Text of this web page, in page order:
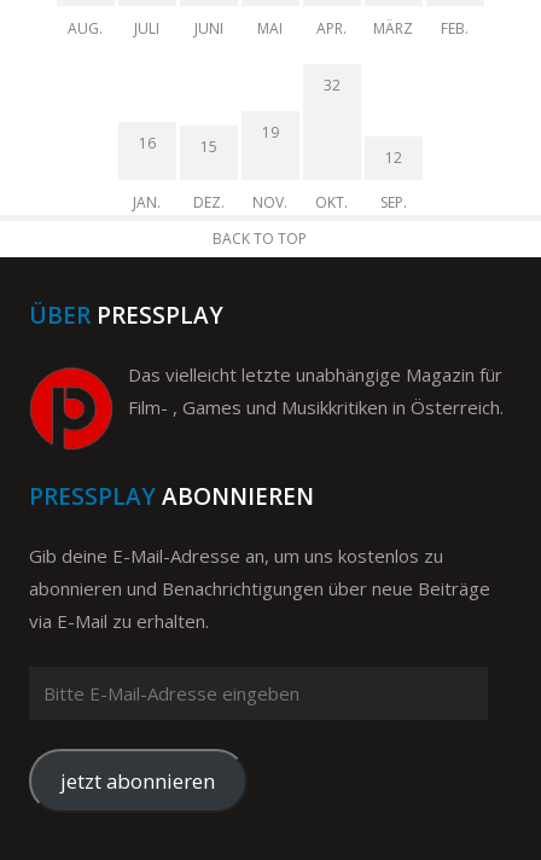
AUG.
JULI
JUNI
MAI
APR.
MÄRZ
FEB.
16
JAN.
15
DEZ.
19
NOV.
32
OKT.
12
SEP.
BACK TO TOP
ÜBER PRESSPLAY
Das vielleicht letzte unabhängige Magazin für
Film- , Games und Musikkritiken in Österreich.
PRESSPLAYABONNIEREN
Gib deine E-Mail-Adresse an, um uns kostenlos zu
abonnieren und Benachrichtigungen über neue Beiträge
via E-Mail zu erhalten.
Mail-
Adresse
eingeben
jetzt abonnieren